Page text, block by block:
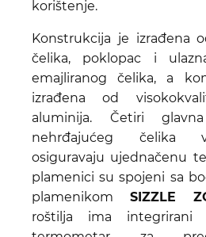
korištenje.
Konstrukcija je izrađena
čelika, poklopac i
emajliranog čelika, a
izrađena od
aluminija. Četiri
nehrđajućeg čelika
osiguravaju ujednačenu
plamenici su spojeni sa
plamenikom SIZZLE
roštilja ima